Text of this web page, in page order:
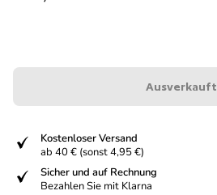
Ausverkauft
Kostenloser Versand
ab 40 € (sonst 4,95 €)
Sicher und auf Rechnung
Bezahlen Sie mit Klarna